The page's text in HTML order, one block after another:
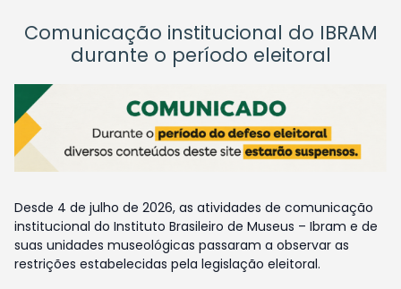
Comunicação institucional do IBRAM
durante o período eleitoral
Desde 4 de julho de 2026, as atividades de comunicação
institucional do Instituto Brasileiro de Museus – Ibram e de
suas unidades museológicas passaram a observar as
restrições estabelecidas pela legislação eleitoral.